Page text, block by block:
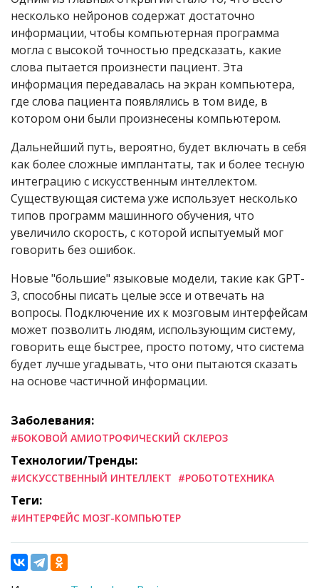
несколько нейронов содержат достаточно
информации, чтобы компьютерная программа
могла с высокой точностью предсказать, какие
слова пытается произнести пациент. Эта
информация передавалась на экран компьютера,
где слова пациента появлялись в том виде, в
котором они были произнесены компьютером.
Дальнейший путь, вероятно, будет включать в себя
как более сложные имплантаты, так и более тесную
интеграцию с искусственным интеллектом.
Существующая система уже использует несколько
типов программ машинного обучения, что
увеличило скорость, с которой испытуемый мог
говорить без ошибок.
Новые "большие" языковые модели, такие как GPT-
3, способны писать целые эссе и отвечать на
вопросы. Подключение их к мозговым интерфейсам
может позволить людям, использующим систему,
говорить еще быстрее, просто потому, что система
будет лучше угадывать, что они пытаются сказать
на основе частичной информации.
Заболевания:
#БОКОВОЙ АМИОТРОФИЧЕСКИЙ СКЛЕРОЗ
Технологии/Тренды:
#ИСКУССТВЕННЫЙ ИНТЕЛЛЕКТ #РОБОТОТЕХНИКА
Теги:
#ИНТЕРФЕЙС МОЗГ-КОМПЬЮТЕР